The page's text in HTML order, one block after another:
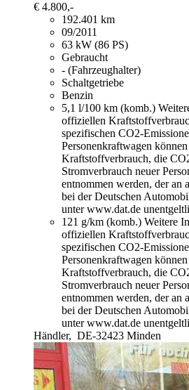
€ 4.800,-
192.401 km
09/2011
63 kW (86 PS)
Gebraucht
- (Fahrzeughalter)
Schaltgetriebe
Benzin
5,1 l/100 km (komb.)
offiziellen
spezifischen CO2-
Personenkraftwagen
Kraftstoffverbrauch, die
Stromverbrauch neuer
entnommen werden, der an
bei der Deutschen
unter www.dat.de
121 g/km (komb.) Weitere
offiziellen
spezifischen CO2-
Personenkraftwagen
Kraftstoffverbrauch, die
Stromverbrauch neuer
entnommen werden, der an
bei der Deutschen
unter www.dat.de
Händler, DE-32423 Minden